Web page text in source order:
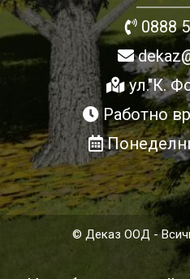
0888
ул."К.
Работно
© Деказ ООД -